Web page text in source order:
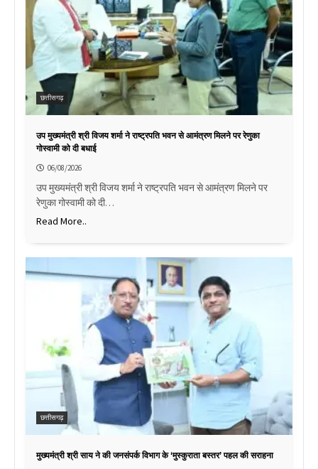
छत्तीसगढ़
उप मुख्यमंत्री श्री विजय शर्मा ने राष्ट्रपति भवन से आमंत्रण मिलने पर रेणुका
गोस्वामी को दी बधाई
06/08/2026
उप मुख्यमंत्री श्री विजय शर्मा ने राष्ट्रपति भवन से आमंत्रण मिलने पर
रेणुका गोस्वामी को दी…
Read More..
छत्तीसगढ़
मुख्यमंत्री श्री साय ने की जनसंपर्क विभाग के ‘मुस्कुराता बस्तर’ पहल की सराहना